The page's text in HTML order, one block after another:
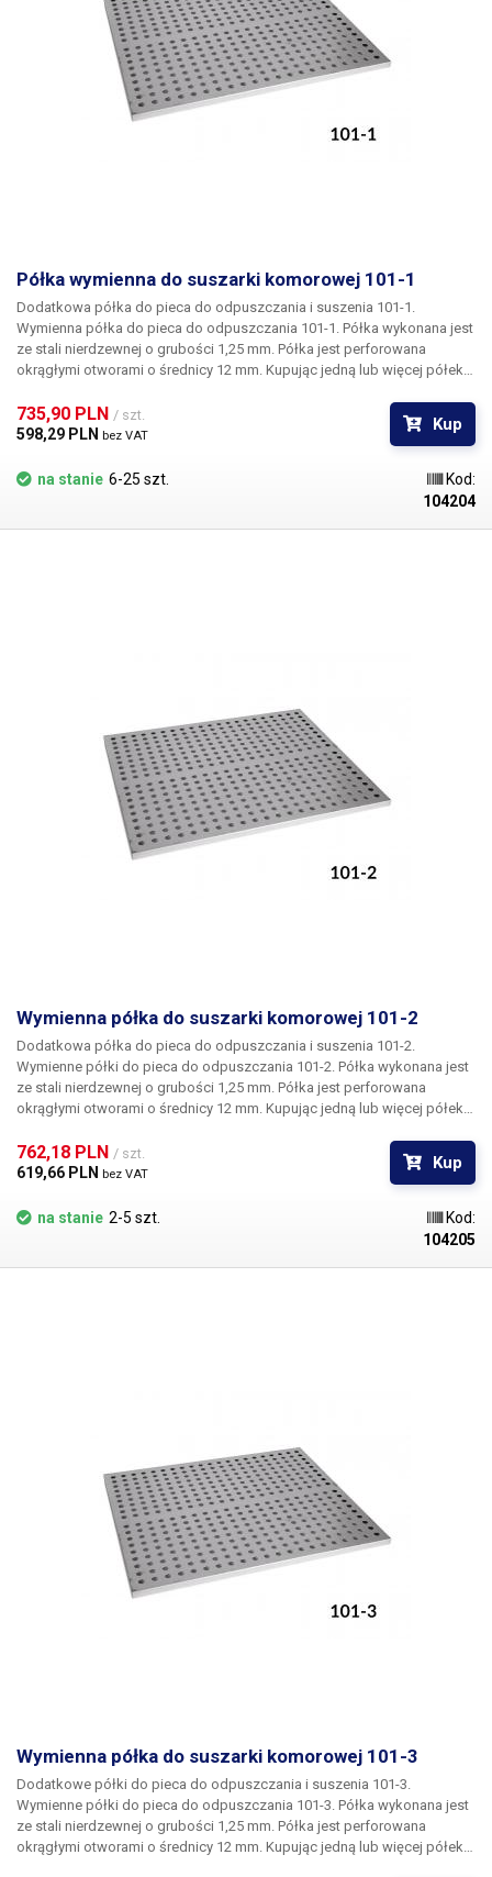
Półka wymienna do suszarki komorowej 101-1
Dodatkowa półka do pieca do odpuszczania i suszenia 101-1.
Wymienna półka do pieca do odpuszczania 101-1. Półka wykonana jest
ze stali nierdzewnej o grubości 1,25 mm. Półka jest perforowana
okrągłymi otworami o średnicy 12 mm. Kupując jedną lub więcej półek,
różnej wysokości do suszenia i podgrzewania mniejszych
przedmiotów.
735,90 PLN / szt.
598,29 PLN bez VAT
Kup
na stanie 6-25 szt.
Kod:
104204
Wymienna półka do suszarki komorowej 101-2
Dodatkowa półka do pieca do odpuszczania i suszenia 101-2.
Wymienne półki do pieca do odpuszczania 101-2. Półka wykonana jest
ze stali nierdzewnej o grubości 1,25 mm. Półka jest perforowana
okrągłymi otworami o średnicy 12 mm. Kupując jedną lub więcej półek,
różnej wysokości do suszenia i podgrzewania mniejszych
przedmiotów.
762,18 PLN / szt.
619,66 PLN bez VAT
Kup
na stanie 2-5 szt.
Kod:
104205
Wymienna półka do suszarki komorowej 101-3
Dodatkowe półki do pieca do odpuszczania i suszenia 101-3.
Wymienne półki do pieca do odpuszczania 101-3. Półka wykonana jest
ze stali nierdzewnej o grubości 1,25 mm. Półka jest perforowana
okrągłymi otworami o średnicy 12 mm. Kupując jedną lub więcej półek,